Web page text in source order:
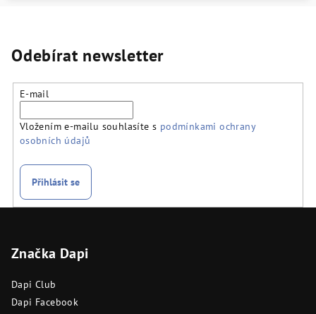
Odebírat newsletter
E-mail
Vložením e-mailu souhlasíte s podmínkami ochrany
osobních údajů
Přihlásit se
Značka Dapi
Dapi Club
Dapi Facebook